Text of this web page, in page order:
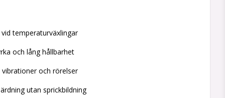
temperaturväxlingar
och lång hållbarhet
och rörelser
utan sprickbildning